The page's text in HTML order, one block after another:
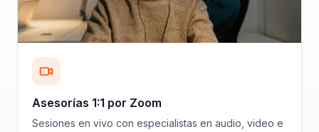
Asesorías 1:1 por Zoom
Sesiones en vivo con especialistas en audio, video e